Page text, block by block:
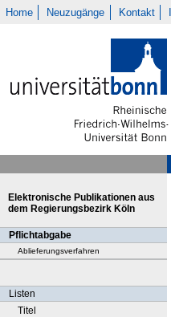
Home Neuzugänge Kontakt
Elektronische Publikationen aus
dem Regierungsbezirk Köln
Pflichtabgabe
Ablieferungsverfahren
Listen
Titel